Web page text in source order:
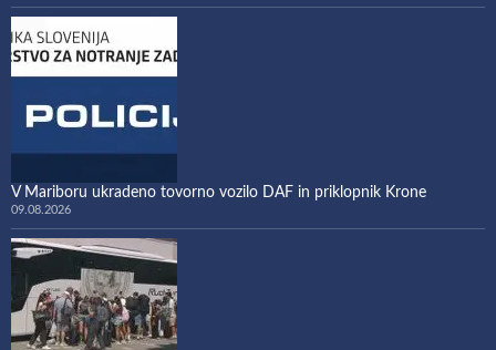
V Mariboru ukradeno tovorno vozilo DAF in priklopnik Krone
09.08.2026